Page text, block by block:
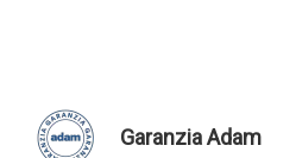
Garanzia Adam